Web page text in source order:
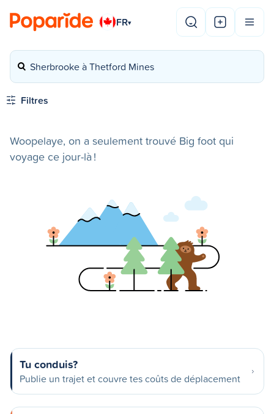
FR▾
Sherbrooke à Thetford Mines
Filtres
Woopelaye, on a seulement trouvé Big foot qui
voyage ce jour-là !
Tu conduis?
Publie un trajet et couvre tes coûts de déplacement